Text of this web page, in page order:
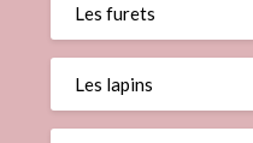
Les furets
Les lapins